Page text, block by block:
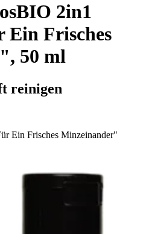
2in1
Ein Frisches
50 ml
reinigen
Ein Frisches Minzeinander"